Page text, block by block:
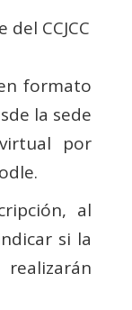
CCJCC
formato
la sede
por
al
si la